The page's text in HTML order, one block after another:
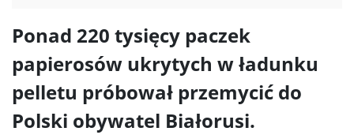
Ponad 220 tysięcy paczek
papierosów ukrytych w ładunku
pelletu próbował przemycić do
Polski obywatel Białorusi.